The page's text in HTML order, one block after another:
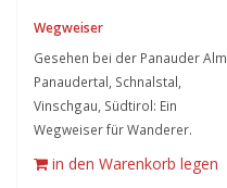
Wegweiser
Gesehen bei der Panauder Alm,
Panaudertal, Schnalstal,
Vinschgau, Südtirol: Ein
Wegweiser für Wanderer.
in den Warenkorb legen